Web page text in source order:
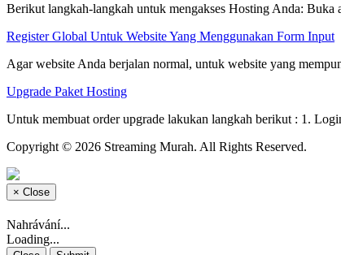
Berikut langkah-langkah untuk mengakses Hosting Anda: Buka
Register Global Untuk Website Yang Menggunakan Form Input
Agar website Anda berjalan normal, untuk website yang
Upgrade Paket Hosting
Untuk membuat order upgrade lakukan langkah berikut : 1.
Copyright © 2026 Streaming Murah. All Rights Reserved.
× Close
Nahrávání...
Loading...